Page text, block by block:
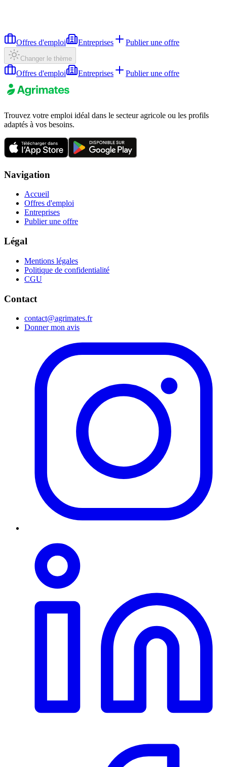
Offres d'emploi Entreprises Publier une offre
Changer le thème
Offres d'emploi Entreprises Publier une offre
Trouvez votre emploi idéal dans le secteur agricole ou les profils
adaptés à vos besoins.
Navigation
Accueil
Offres d'emploi
Entreprises
Publier une offre
Légal
Mentions légales
Politique de confidentialité
CGU
Contact
contact@agrimates.fr
Donner mon avis